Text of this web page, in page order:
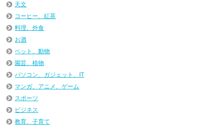
天文
コーヒー、紅茶
料理、外食
お酒
ペット、動物
園芸、植物
パソコン、ガジェット、IT
マンガ、アニメ、ゲーム
スポーツ
ビジネス
教育、子育て